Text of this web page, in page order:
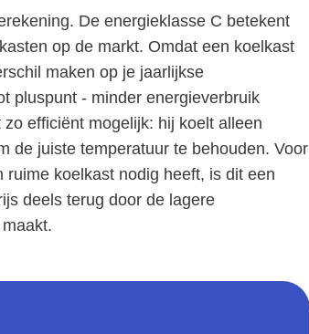
De energieklasse C betekent
op de markt. Omdat een koelkast
maken op je jaarlijkse
pluspunt - minder energieverbruik
efficiënt mogelijk: hij koelt alleen
de juiste temperatuur te behouden. Voor
koelkast nodig heeft, is dit een
deels terug door de lagere